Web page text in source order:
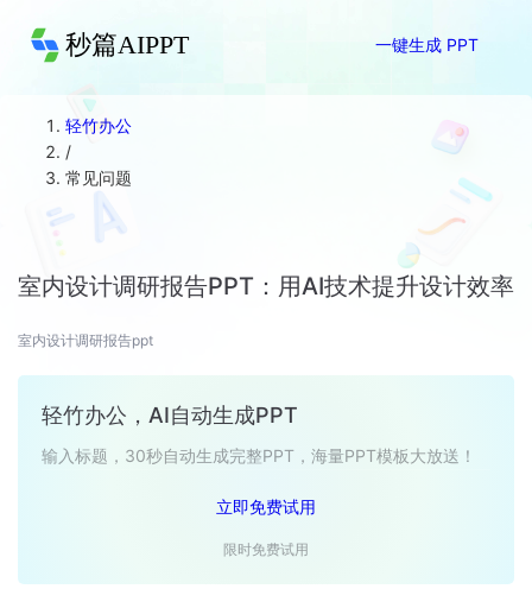
秒篇AIPPT 一键生成 PPT
轻竹办公
/
常见问题
室内设计调研报告PPT：用AI技术提升设计效率
室内设计调研报告ppt
轻竹办公，AI自动生成PPT
输入标题，30秒自动生成完整PPT，海量PPT模板大放送！
立即免费试用
限时免费试用